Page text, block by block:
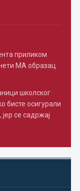
приликом
МА образац
школског
бисте осигурали
се садржај